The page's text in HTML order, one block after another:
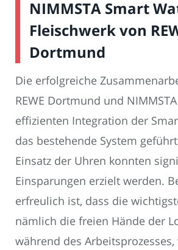
NIMMSTA Smart
Fleischwerk von
Dortmund
Die erfolgreiche
REWE Dortmund und
effizienten Integration der
das bestehende System
Einsatz der Uhren konnten
Einsparungen erzielt werden.
erfreulich ist, dass die
nämlich die freien Hände der
während des